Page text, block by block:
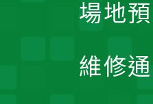
場地
維修